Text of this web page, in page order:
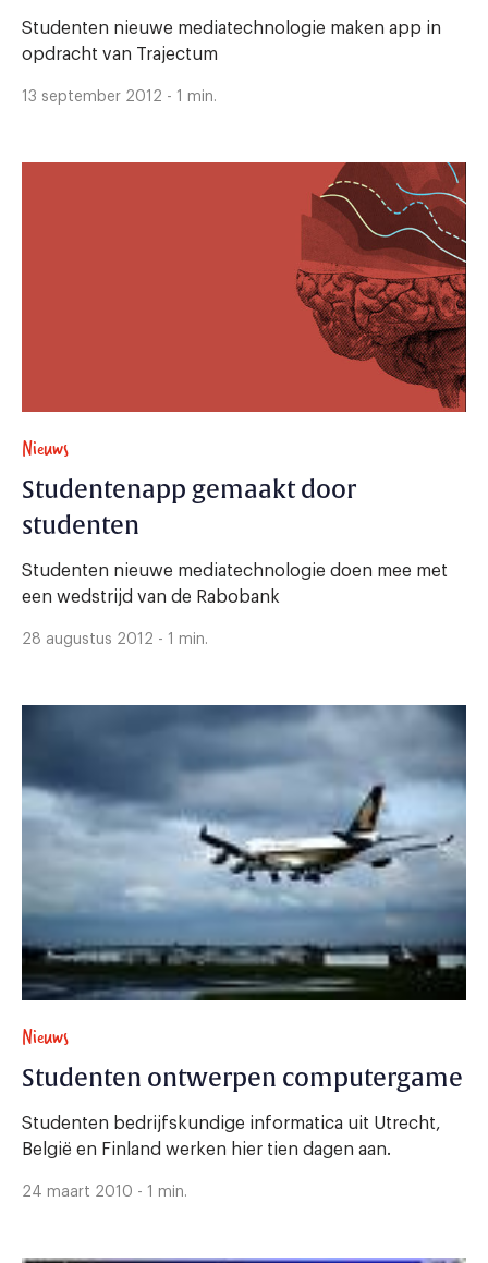
Studenten nieuwe mediatechnologie maken app in
opdracht van Trajectum
13 september 2012 - 1 min.
Nieuws
Studentenapp gemaakt door
studenten
Studenten nieuwe mediatechnologie doen mee met
een wedstrijd van de Rabobank
28 augustus 2012 - 1 min.
Nieuws
Studenten ontwerpen computergame
Studenten bedrijfskundige informatica uit Utrecht,
België en Finland werken hier tien dagen aan.
24 maart 2010 - 1 min.